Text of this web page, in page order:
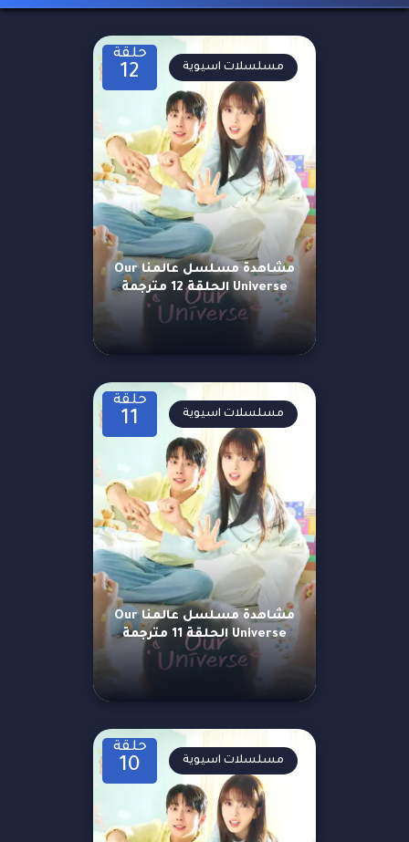
حلقة
12
مشاهدة مسلسل عالمنا Our
Universe الحلقة 12 مترجمة
مسلسلات اسيوية
حلقة
11
مشاهدة مسلسل عالمنا Our
Universe الحلقة 11 مترجمة
مسلسلات اسيوية
حلقة
10 مسلسلات اسيوية